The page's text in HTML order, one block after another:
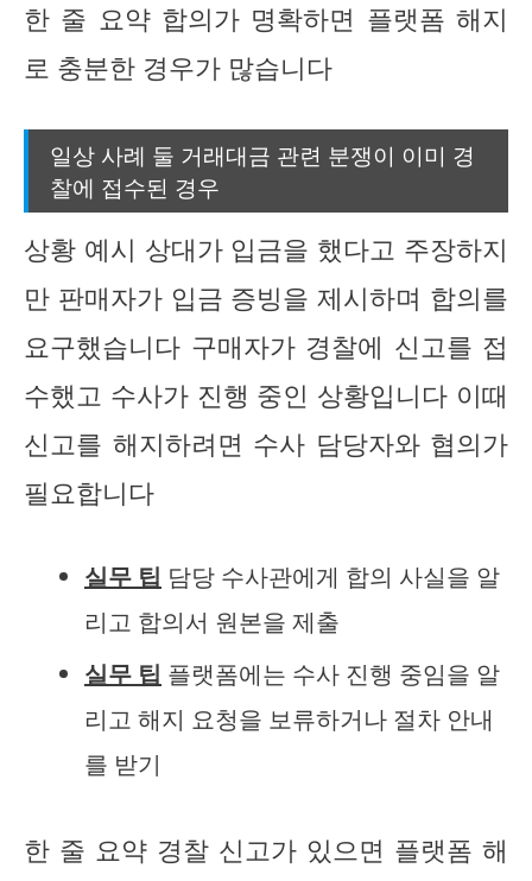
한 줄 요약 합의가 명확하면 플랫폼 해지
로 충분한 경우가 많습니다
일상 사례 둘 거래대금 관련 분쟁이 이미 경
찰에 접수된 경우
상황 예시 상대가 입금을 했다고 주장하지
만 판매자가 입금 증빙을 제시하며 합의를
요구했습니다 구매자가 경찰에 신고를 접
수했고 수사가 진행 중인 상황입니다 이때
신고를 해지하려면 수사 담당자와 협의가
필요합니다
실무 팁 담당 수사관에게 합의 사실을 알
리고 합의서 원본을 제출
실무 팁 플랫폼에는 수사 진행 중임을 알
리고 해지 요청을 보류하거나 절차 안내
를 받기
한 줄 요약 경찰 신고가 있으면 플랫폼 해